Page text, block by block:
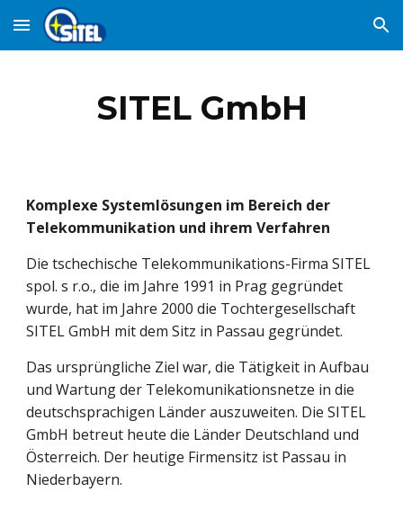
Skip to main content Skip to navigation
SITEL GmbH
Komplexe Systemlösungen im Bereich der
Telekommunikation und ihrem Verfahren
Die tschechische Telekommunikations-Firma SITEL
spol. s r.o., die im Jahre 1991 in Prag gegründet
wurde, hat im Jahre 2000 die Tochtergesellschaft
SITEL GmbH mit dem Sitz in Passau gegründet.
Das ursprüngliche Ziel war, die Tätigkeit in Aufbau
und Wartung der Telekomunikationsnetze in die
deutschsprachigen Länder auszuweiten. Die SITEL
GmbH betreut heute die Länder Deutschland und
Österreich. Der heutige Firmensitz ist Passau in
Niederbayern.